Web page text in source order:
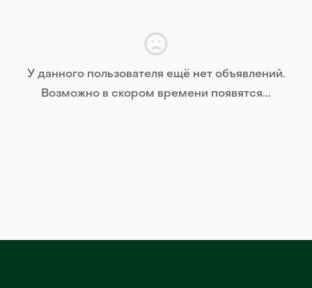
У данного пользователя ещё нет объявлений.
Возможно в скором времени появятся...